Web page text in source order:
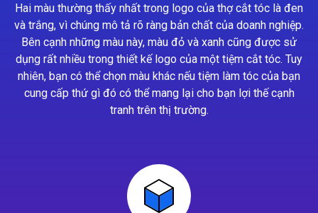
Hai màu thường thấy nhất trong logo của thợ cắt tóc là đen
và trắng, vì chúng mô tả rõ ràng bản chất của doanh nghiệp.
Bên cạnh những màu này, màu đỏ và xanh cũng được sử
dụng rất nhiều trong thiết kế logo của một tiệm cắt tóc. Tuy
nhiên, bạn có thể chọn màu khác nếu tiệm làm tóc của bạn
cung cấp thứ gì đó có thể mang lại cho bạn lợi thế cạnh
tranh trên thị trường.